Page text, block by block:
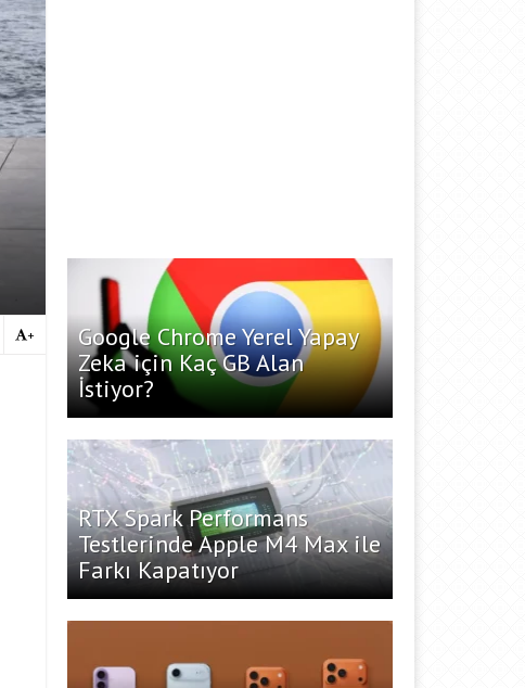
+
Google Chrome Yerel Yapay
Zeka için Kaç GB Alan
İstiyor?
RTX Spark Performans
Testlerinde Apple M4 Max ile
Farkı Kapatıyor